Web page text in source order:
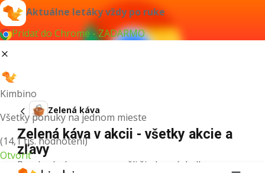
Aktuálne letáky vždy po ruke
Pridať do Chrome - ZADARMO
Kimbino
Všetky ponuky na jednom mieste
(14,1 tis. hodnotení)
Otvoriť
Zelená káva
Zelená káva v akcii - všetky akcie a
zľavy
Pre daný výraz sme nenašli žiadne výsledky.